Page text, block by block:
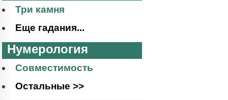
Три камня
Еще гадания...
Нумерология
Совместимость
Остальные >>